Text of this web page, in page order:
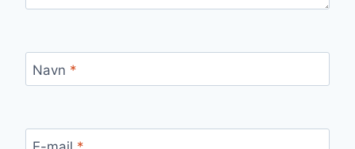
Navn *